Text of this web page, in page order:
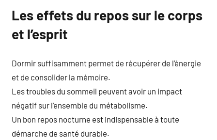
Les effets du repos sur le corps
et l’esprit
Dormir suffisamment permet de récupérer de l’énergie
et de consolider la mémoire.
Les troubles du sommeil peuvent avoir un impact
négatif sur l’ensemble du métabolisme.
Un bon repos nocturne est indispensable à toute
démarche de santé durable.